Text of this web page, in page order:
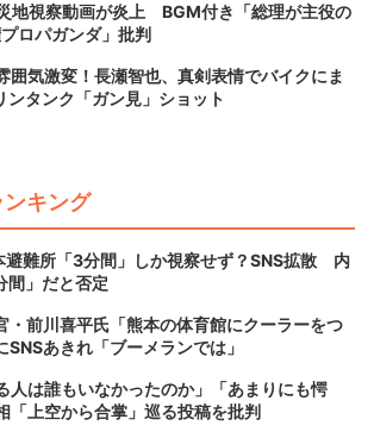
地視察動画が炎上 BGM付き「総理が主役の
ロパガンダ」批判
囲気激変！長瀬智也、真剣表情でバイクにま
ンタンク「ガン見」ショット
キング
避難所「3分間」しか視察せず？SNS拡散 内
間」だと否定
・前川喜平氏「熊本の体育館にクーラーをつ
SNSあきれ「ブーメランでは」
人は誰もいなかったのか」「あまりにも愕
上空から合掌」巡る投稿を批判